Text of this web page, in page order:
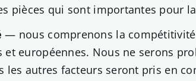
pièces qui sont importantes pour
— nous comprenons la
et européennes. Nous ne serons
les autres facteurs seront pris en